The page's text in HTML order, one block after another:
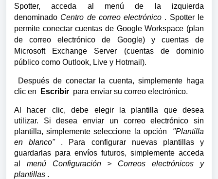
Spotter, acceda al menú de la izquierda
denominado Centro de correo electrónico . Spotter le
permite conectar cuentas de Google Workspace (plan
de correo electrónico de Google) y cuentas de
Microsoft Exchange Server (cuentas de dominio
público como Outlook, Live y Hotmail).
Después de conectar la cuenta, simplemente haga
clic en
Escribir para enviar su correo electrónico.
Al hacer clic, debe elegir la plantilla que desea
utilizar. Si desea enviar un correo electrónico sin
plantilla, simplemente seleccione la opción
"Plantilla
en blanco" . Para configurar nuevas plantillas y
guardarlas para envíos futuros, simplemente acceda
al
menú Configuración > Correos electrónicos y
plantillas .